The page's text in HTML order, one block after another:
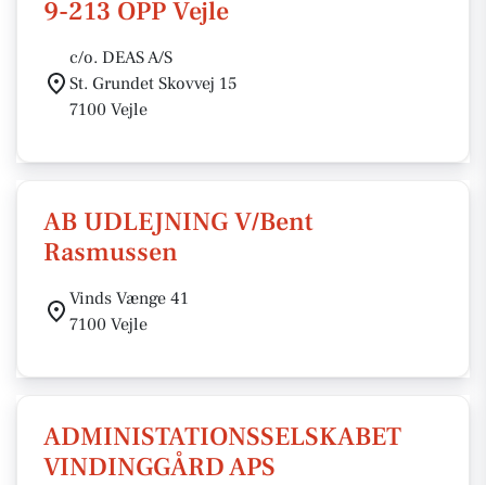
9-213 OPP Vejle
c/o. DEAS A/S
St. Grundet Skovvej 15
7100 Vejle
AB UDLEJNING V/Bent
Rasmussen
Vinds Vænge 41
7100 Vejle
ADMINISTATIONSSELSKABET
VINDINGGÅRD APS